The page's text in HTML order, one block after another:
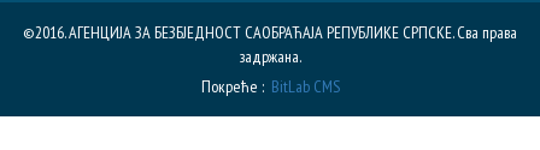
©2016. АГЕНЦИЈА ЗА БЕЗБЈЕДНОСТ САОБРАЋАЈА РЕПУБЛИКE СРПСКЕ. Сва права
задржана.
Покреће : BitLab CMS